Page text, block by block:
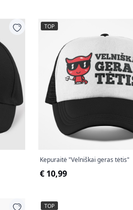
TOP
Kepuraitė "Velniškai geras tėtis"
€ 10,99
TOP